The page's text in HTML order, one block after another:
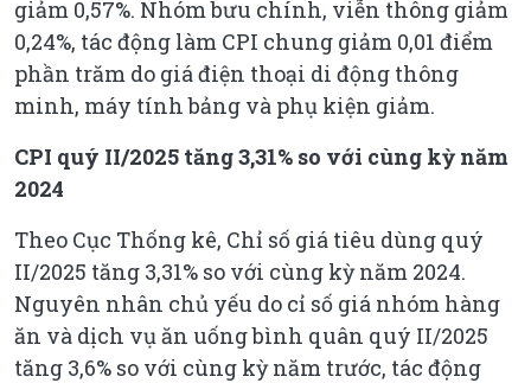
giảm 0,57%. Nhóm bưu chính, viễn thông giảm
0,24%, tác động làm CPI chung giảm 0,01 điểm
phần trăm do giá điện thoại di động thông
minh, máy tính bảng và phụ kiện giảm.
CPI quý II/2025 tăng 3,31% so với cùng kỳ năm
2024
Theo Cục Thống kê, Chỉ số giá tiêu dùng quý
II/2025 tăng 3,31% so với cùng kỳ năm 2024.
Nguyên nhân chủ yếu do cỉ số giá nhóm hàng
ăn và dịch vụ ăn uống bình quân quý II/2025
tăng 3,6% so với cùng kỳ năm trước, tác động